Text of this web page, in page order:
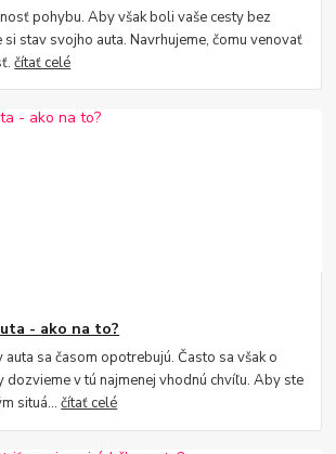
pohybu. Aby však boli vaše cesty bez
stav svojho auta. Navrhujeme, čomu venovať
čítať celé
- ako na to?
sa časom opotrebujú. Často sa však o
dozvieme v tú najmenej vhodnú chvíľu. Aby ste
situá...čítať celé